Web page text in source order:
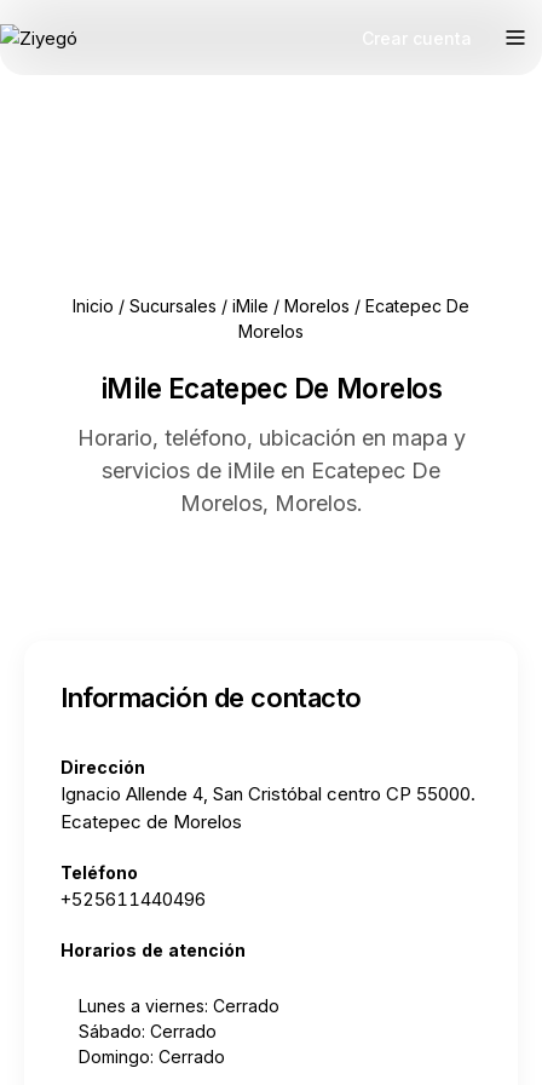
Inicio / Sucursales / iMile / Morelos / Ecatepec De
Morelos
iMile Ecatepec De Morelos
Horario, teléfono, ubicación en mapa y
servicios de iMile en Ecatepec De
Morelos, Morelos.
Información de contacto
Dirección
Ignacio Allende 4, San Cristóbal centro CP 55000.
Ecatepec de Morelos
Teléfono
+525611440496
Horarios de atención
Lunes a viernes: Cerrado
Sábado: Cerrado
Domingo: Cerrado